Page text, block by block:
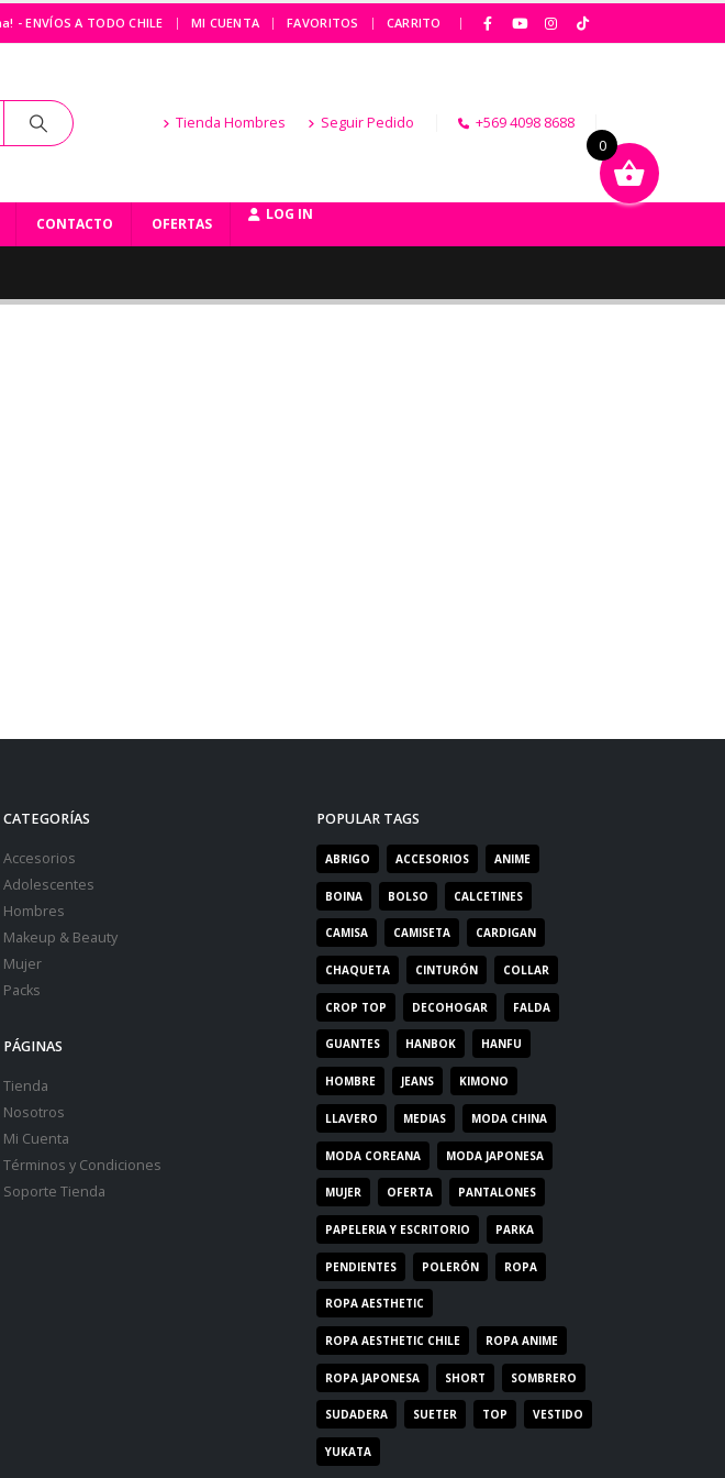
- ENVÍOS A TODO CHILE | MI CUENTA FAVORITOS CARRITO |
Tienda Hombres Seguir Pedido +569 4098 8688
CONTACTO OFERTAS
LOG IN
CATEGORÍAS
Accesorios
Adolescentes
Hombres
Makeup & Beauty
Mujer
Packs
PÁGINAS
Tienda
Nosotros
Mi Cuenta
Términos y Condiciones
Soporte Tienda
POPULAR TAGS
ABRIGO ACCESORIOS ANIME
BOINA BOLSO CALCETINES
CAMISA CAMISETA CARDIGAN
CHAQUETA CINTURÓN COLLAR
CROP TOP DECOHOGAR FALDA
GUANTES HANBOK HANFU
HOMBRE JEANS KIMONO
LLAVERO MEDIAS MODA CHINA
MODA COREANA MODA JAPONESA
MUJER OFERTA PANTALONES
PAPELERIA Y ESCRITORIO PARKA
PENDIENTES POLERÓN ROPA
ROPA AESTHETIC
ROPA AESTHETIC CHILE ROPA ANIME
ROPA JAPONESA SHORT SOMBRERO
SUDADERA SUETER TOP VESTIDO
YUKATA
0